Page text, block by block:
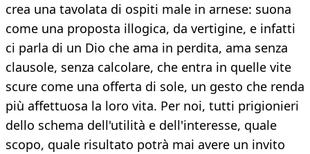
crea una tavolata di ospiti male in arnese: suona
come una proposta illogica, da vertigine, e infatti
ci parla di un Dio che ama in perdita, ama senza
clausole, senza calcolare, che entra in quelle vite
scure come una offerta di sole, un gesto che renda
più affettuosa la loro vita. Per noi, tutti prigionieri
dello schema dell'utilità e dell'interesse, quale
scopo, quale risultato potrà mai avere un invito